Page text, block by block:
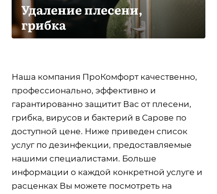
Удаление плесени,
грибка
Наша компания ПроКомфорт качественно,
профессионально, эффективно и
гарантированно защитит Вас от плесени,
грибка, вирусов и бактерий в Сарове по
доступной цене. Ниже приведен список
услуг по дезинфекции, предоставляемые
нашими специалистами. Больше
информации о каждой конкретной услуге и
расценках Вы можете посмотреть на